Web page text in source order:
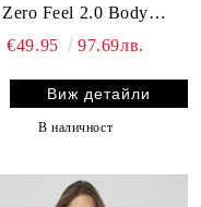
Zero Feel 2.0 Body
копринено бяло
€49.95 97.69лв.
Виж детайли
В наличност